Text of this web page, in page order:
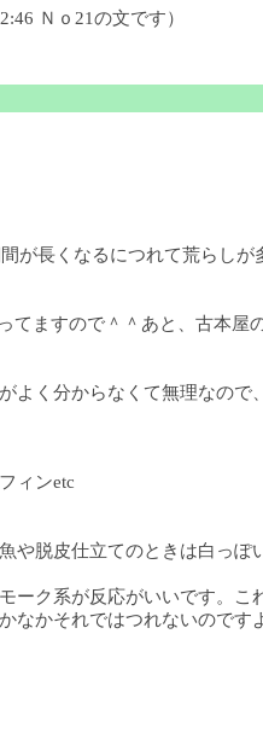
Ｎｏ21の文です）
が長くなるにつれて荒らし
ますので＾＾あと、古本
く分からなくて無理なの
ィンetc
や脱皮仕立てのときは白っ
ク系が反応がいいです。
かそれではつれないのです